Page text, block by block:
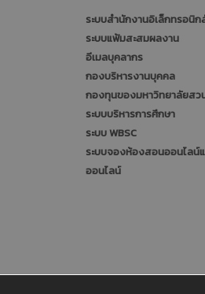
ระบบสำนักงานอิเล็กทรอนิก
ระบบแฟ้มสะสมผลงาน
อีเมลบุคลากร
กองบริหารงานบุคคล
กองทุนของมหาวิทยาลัยส
ระบบบริหารการศึกษา
ระบบ WBSC
ระบบจองห้องสอนออนไลน์แ
ออนไลน์